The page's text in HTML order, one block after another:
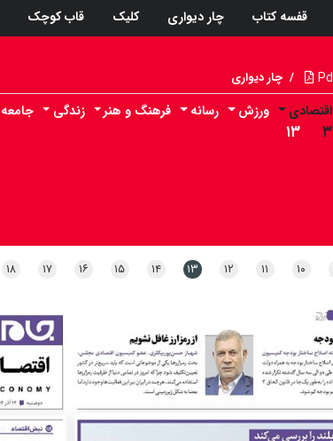
قفسه کتاب چار دیواری کلیک قاب کوچک
/ چار دیواری
اقتصادی
۳ ۱۳
ورزش رسانه فرهنگ و هنر زندگی جامعه
۱۰ ۱۱ ۱۲ ۱۳ ۱۴ ۱۵ ۱۶ ۱۷ ۱۸